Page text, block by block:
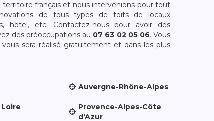
français et nous intervenions pour tout
de tous types de toits de locaux
hôtel, etc. Contactez-nous pour avoir des
des préoccupations au 07 63 02 05 06. Vous
sera réalisé gratuitement et dans les plus
Loire
Auvergne-Rhône-Alpes
Provence-Alpes-Côte
d'Azur